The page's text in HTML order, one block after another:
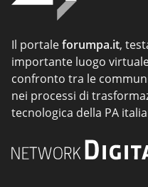
Il portaleforumpa.it,
importante luogo
confronto tra le
nei processi di
tecnologica della PA